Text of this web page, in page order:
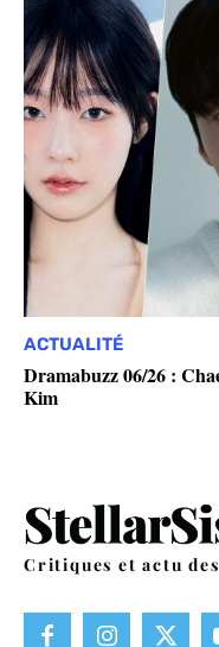
ACTUALITÉ
Dramabuzz 06/26 :
Kim
Critiques et actu